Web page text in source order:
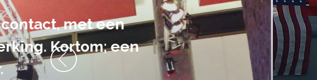
De audiovisuele
volledig uit handen
tot in de